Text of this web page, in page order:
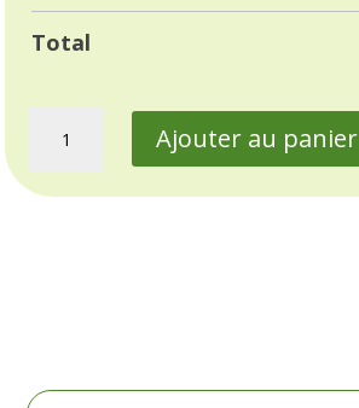
Total
Réconfort
Ajouter au panier